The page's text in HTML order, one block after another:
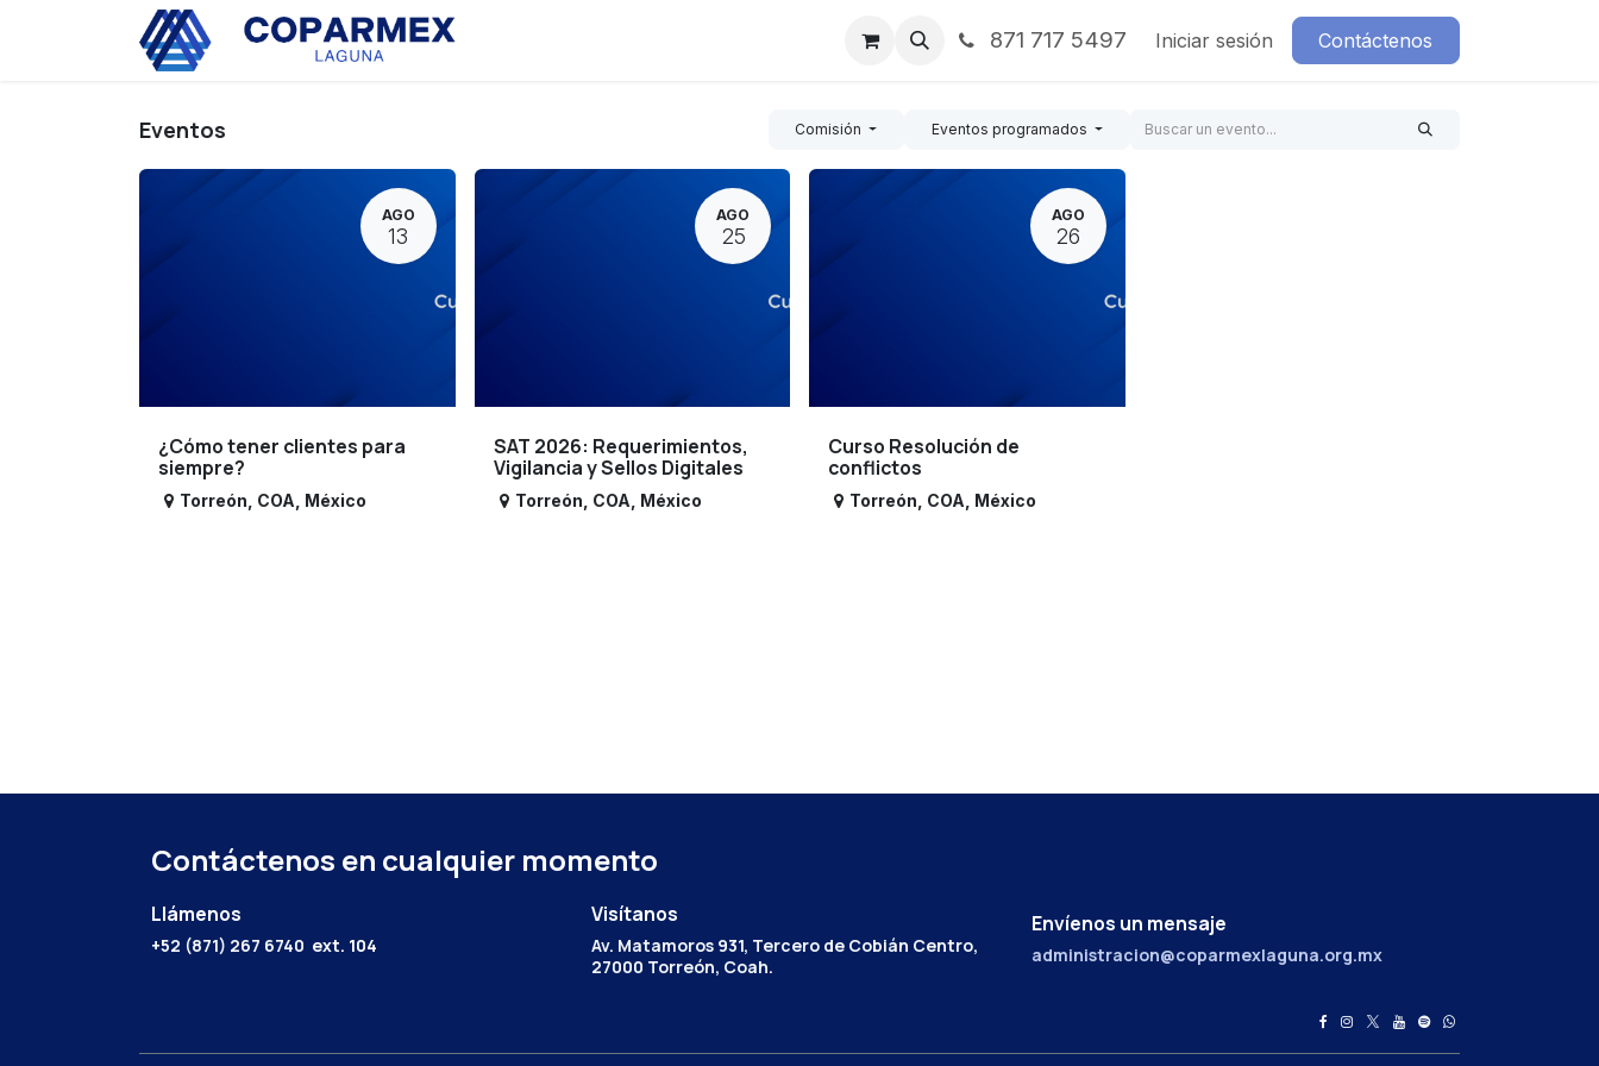
Noticias Contáctenos871 717 5497 Iniciar sesión Contáctenos
Eventos Comisión Eventos programados
AGO
13
¿Cómo tener clientes para
siempre?
Torreón COA México
AGO
25
SAT 2026: Requerimientos,
Vigilancia y Sellos Digitales
Torreón COA México
AGO
26
Curso Resolución de
conflictos
Torreón COA México
Contáctenos en cualquier momento
Llámenos
+52 (871) 267 6740 ext. 104
Envíenos un mensaje
administracion@coparmexlaguna.org.mx
Visítanos
Av. Matamoros 931, Tercero de Cobián Centro,
27000 Torreón, Coah.